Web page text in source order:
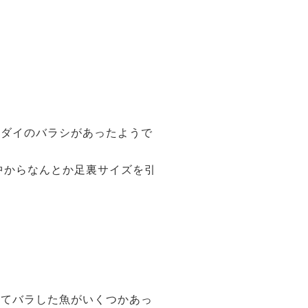
イのバラシがあったようで
らなんとか足裏サイズを引
バラした魚がいくつかあっ